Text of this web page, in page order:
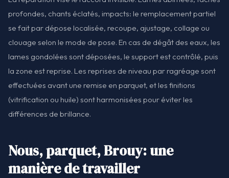
profondes, chants éclatés, impacts: le remplacement partiel
se fait par dépose localisée, recoupe, ajustage, collage ou
clouage selon le mode de pose. En cas de dégât des eaux, les
lames gondolées sont déposées, le support est contrôlé, puis
la zone est reprise. Les reprises de niveau par ragréage sont
effectuées avant une remise en parquet, et les finitions
(vitrification ou huile) sont harmonisées pour éviter les
différences de brillance.
Nous, parquet, Brouy: une
manière de travailler